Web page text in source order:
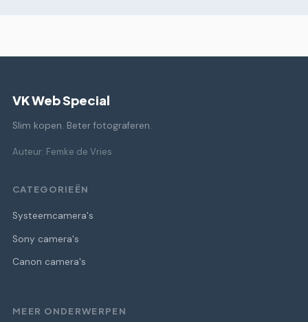
VK Web Special
Slim kopen. Beter fotograferen.
Auteur: Femke de Vries
CATEGORIEËN
Systeemcamera's
Sony camera's
Canon camera's
MEER ONDERWERPEN